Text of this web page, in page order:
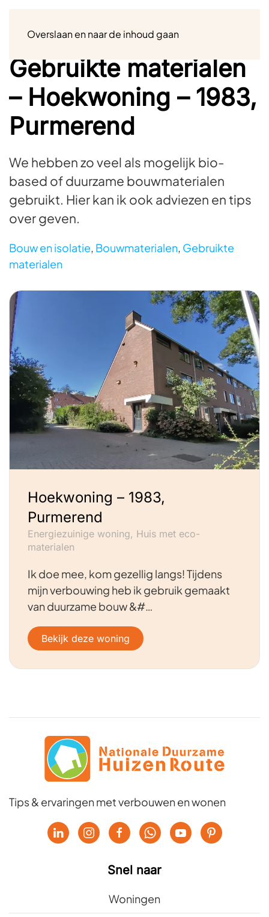
Overslaan en naar de inhoud gaan
Gebruikte materialen
– Hoekwoning – 1983,
Purmerend
We hebben zo veel als mogelijk bio-
based of duurzame bouwmaterialen
gebruikt. Hier kan ik ook adviezen en tips
over geven.
Bouw en isolatie, Bouwmaterialen, Gebruikte
materialen
Hoekwoning – 1983,
Purmerend
Energiezuinige woning, Huis met eco-
materialen
Ik doe mee, kom gezellig langs! Tijdens
mijn verbouwing heb ik gebruik gemaakt
van duurzame bouw &#…
Bekijk deze woning
Tips & ervaringen met verbouwen en wonen
Snel naar
Woningen